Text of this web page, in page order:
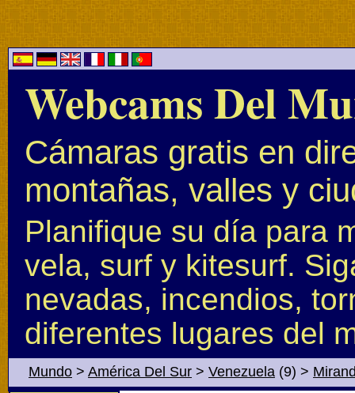
Webcams Del
Cámaras gratis en
montañas, valles y
Planifique su día para
vela, surf y kitesurf.
nevadas, incendios,
diferentes lugares del
Mundo > América Del Sur > Venezuela (9) >